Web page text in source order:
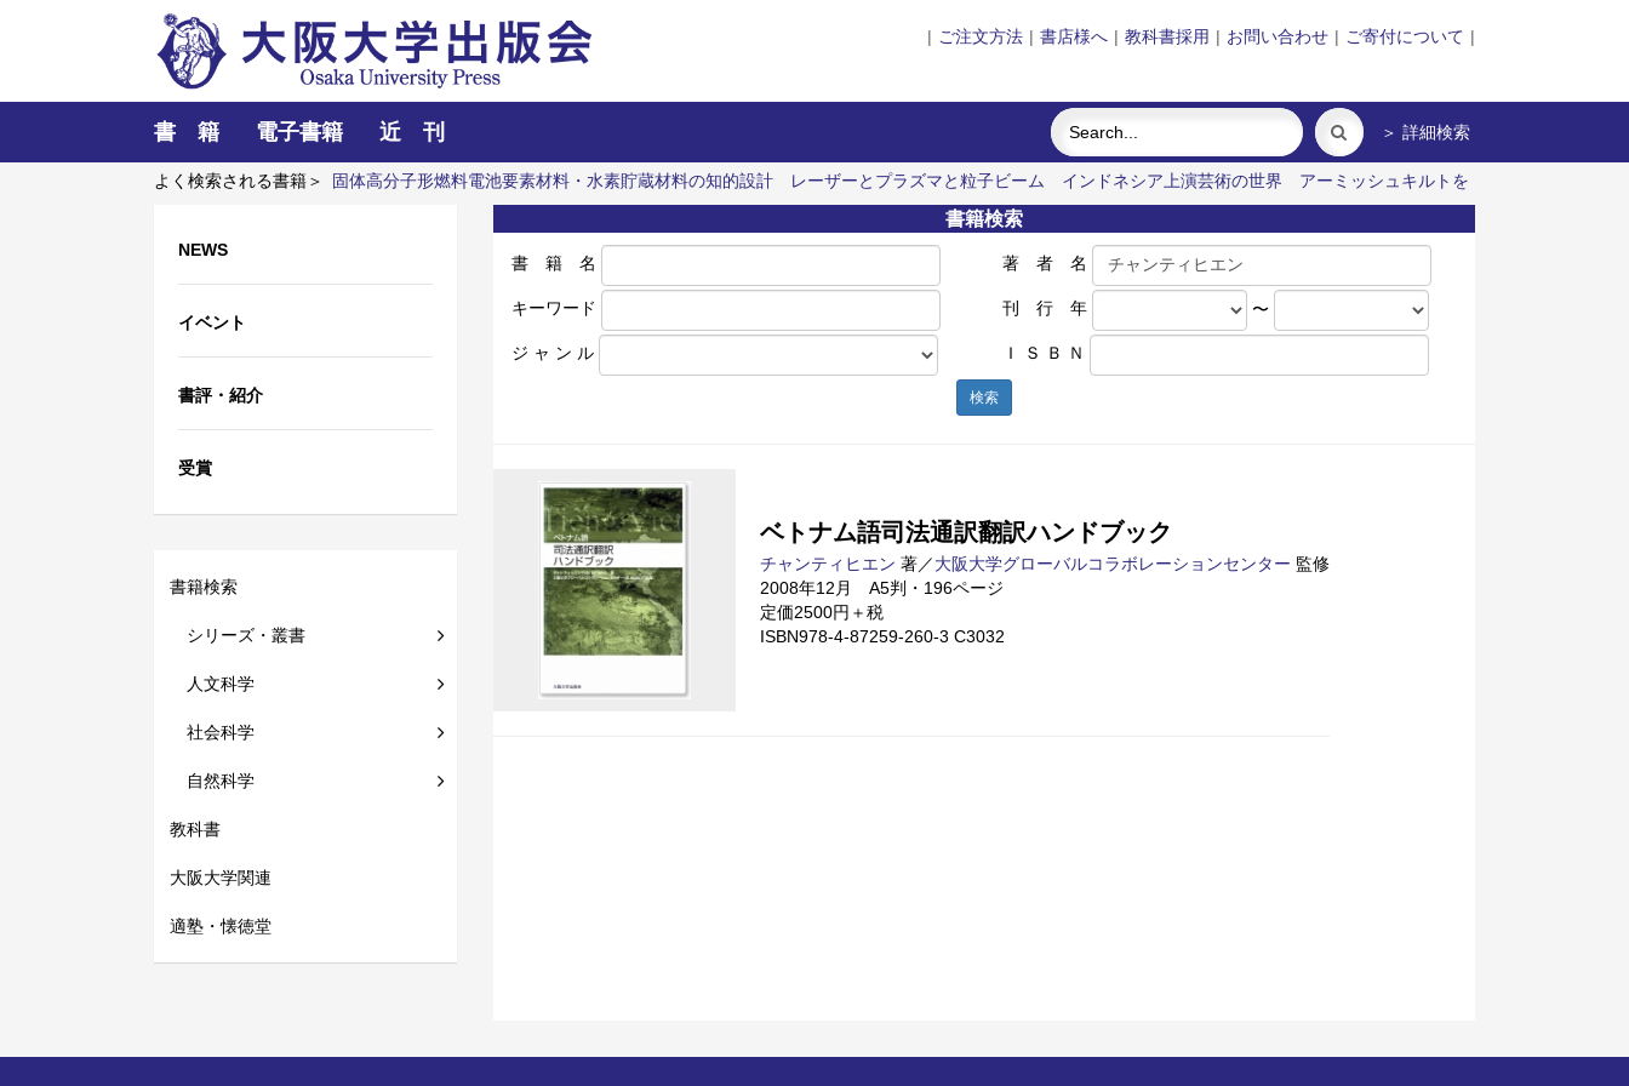
| ご注文方法 | 書店様へ | 教科書採用 | お問い合わせ | ご寄付について |
書 籍 電子書籍 近 刊 ＞ 詳細検索
よく検索される書籍＞ 固体高分子形燃料電池要素材料・水素貯蔵材料の知的設計 レーザーとプラズマと粒子ビーム インドネシア上演芸術の世界
アーミッシュキルトを
アートエリアB1 5周年記念記録集 上方遊歩46景 明治・大正・昭和の細菌学者たち
NEWS
イベント
書評・紹介
受賞
書籍検索
シリーズ・叢書
人文科学
社会科学
自然科学
教科書
大阪大学関連
適塾・懐徳堂
書籍検索
書 籍 名 著 者 名
キーワード 刊 行 年 〜
ジ ャ ン ル Ｉ Ｓ Ｂ Ｎ
検索
ベトナム語司法通訳翻訳ハンドブック
チャンティヒエン 著／大阪大学グローバルコラボレーションセンター 監修
2008年12月 A5判・196ページ
定価2500円＋税
ISBN978-4-87259-260-3 C3032